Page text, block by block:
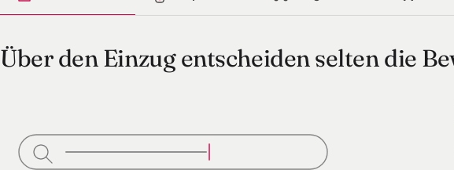
Über den Einzug entscheiden selten die